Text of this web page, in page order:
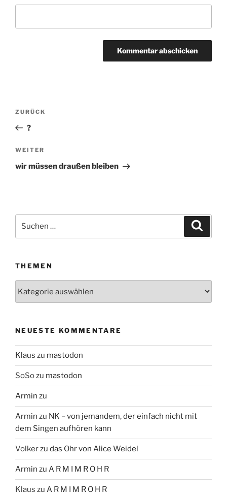
Beitragsnavigation
Vorheriger
Beitrag
ZURÜCK
?
Nächster
Beitrag
WEITER
wir müssen draußen bleiben
Suchen
THEMEN
NEUESTE KOMMENTARE
Klaus zu mastodon
SoSozu mastodon
Armin zu
Armin zu NK – von jemandem, der einfach nicht mit
dem Singen aufhören kann
Volkerzu das Ohr von Alice Weidel
Armin zu A R M I M R O H R
Klaus zu A R M I M R O H R